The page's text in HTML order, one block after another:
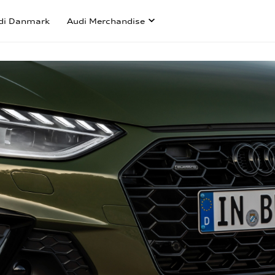
Danmark Audi Merchandise